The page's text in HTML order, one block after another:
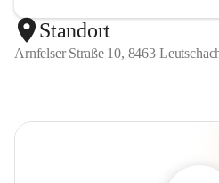
Standort
Arnfelser Straße 10, 8463